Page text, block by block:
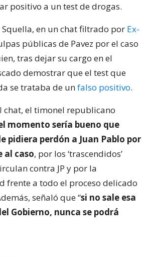
positivo a un test de drogas.
Squella, en un chat filtrado por Ex-
públicas de Pavez por el caso
tras dejar su cargo en el
demostrar que el test que
se trataba de unfalso positivo.
chat, el timonel republicano
momento sería bueno que
pidiera perdón a Juan Pablo por
al caso, por los ‘trascendidos’
contra JP y por la
frente a todo el proceso delicado
señaló que “si no sale esa
Gobierno, nunca se podrá